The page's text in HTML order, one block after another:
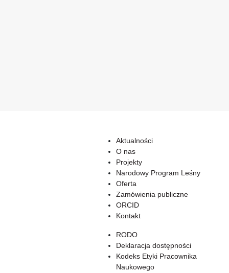
Aktualności
O nas
Projekty
Narodowy Program Leśny
Oferta
Zamówienia publiczne
ORCID
Kontakt
RODO
Deklaracja dostępności
Kodeks Etyki Pracownika
Naukowego